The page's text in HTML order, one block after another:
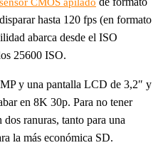
hasta 120 fps (en formato
abarca desde el ISO
25600 ISO.
y una pantalla LCD de 3,2″ y
en 8K 30p. Para no tener
ranuras, tanto para una
la más económica SD.